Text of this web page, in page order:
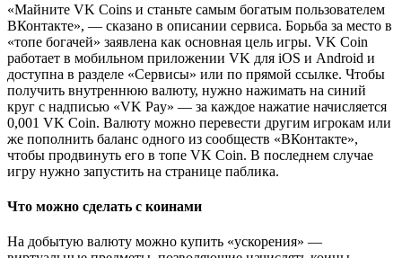
«Майните VK Coins и станьте самым богатым пользователем
ВКонтакте», — сказано в описании сервиса. Борьба за место в
«топе богачей» заявлена как основная цель игры. VK Coin
работает в мобильном приложении VK для iOS и Android и
доступна в разделе «Сервисы» или по прямой ссылке. Чтобы
получить внутреннюю валюту, нужно нажимать на синий
круг с надписью «VK Pay» — за каждое нажатие начисляется
0,001 VK Coin. Валюту можно перевести другим игрокам или
же пополнить баланс одного из сообществ «ВКонтакте»,
чтобы продвинуть его в топе VK Coin. В последнем случае
игру нужно запустить на странице паблика.
Что можно сделать с коинами
На добытую валюту можно купить «ускорения» —